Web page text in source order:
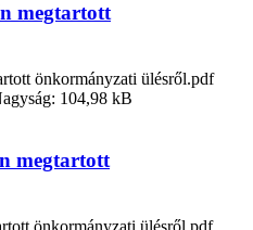
megtartott
önkormányzati ülésről.pdf
104,98 kB
megtartott
önkormányzati ülésről.pdf